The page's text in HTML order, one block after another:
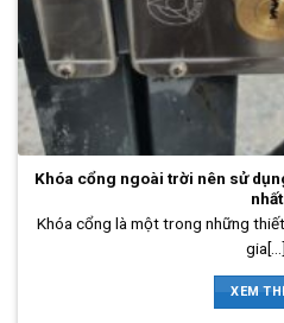
Khóa cổng ngoài trời nên sử
nhất
Khóa cổng là một trong những
gia[...]
XEM